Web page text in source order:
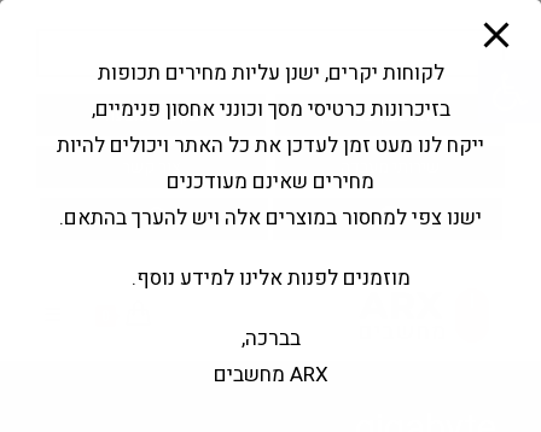
פתח סרגל נגישות
Products
search
החשבון שלי בקשה להצעה
לקוחות יקרים, ישנן עליות מחירים תכופות
בזיכרונות כרטיסי מסך וכונני אחסון פנימיים,
ייקח לנו מעט זמן לעדכן את כל האתר ויכולים להיות
מחירים שאינם מעודכנים
ישנו צפי למחסור במוצרים אלה ויש להערך בהתאם.
מוזמנים לפנות אלינו למידע נוסף.
בברכה,
ARX מחשבים